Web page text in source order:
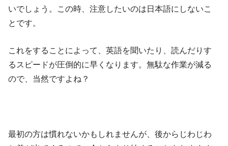
いでしょう。この時、注意したいのは日本語にしないこ
とです。
これをすることによって、英語を聞いたり、読んだりす
るスピードが圧倒的に早くなります。無駄な作業が減る
ので、当然ですよね？
最初の方は慣れないかもしれませんが、後からじわじわ